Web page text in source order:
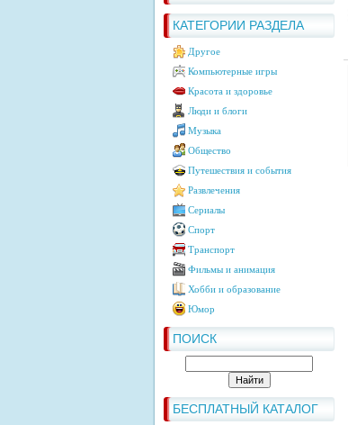
КАТЕГОРИИ РАЗДЕЛА
Другое
Компьютерные игры
Красота и здоровье
Люди и блоги
Музыка
Общество
Путешествия и события
Развлечения
Сериалы
Спорт
Транспорт
Фильмы и анимация
Хобби и образование
Юмор
ПОИСК
БЕСПЛАТНЫЙ КАТАЛОГ